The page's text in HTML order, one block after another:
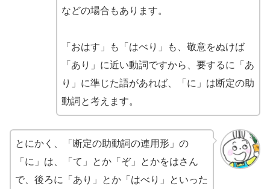
などの場合もあります。
「おはす」も「はべり」も、敬意をぬけば
「あり」に近い動詞ですから、要するに「あ
り」に準じた語があれば、「に」は断定の助
動詞と考えます。
とにかく、「断定の助動詞の連用形」の
「に」は、「て」とか「ぞ」とかをはさん
で、後ろに「あり」とか「はべり」といった